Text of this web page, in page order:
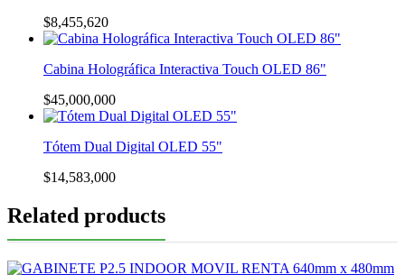
$8,455,620
Cabina Holográfica Interactiva Touch OLED 86"
$45,000,000
Tótem Dual Digital OLED 55"
$14,583,000
Related products